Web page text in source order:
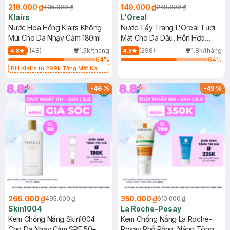
218.000 ₫435.000 ₫
Klairs
Nước Hoa Hồng Klairs Không
Mùi Cho Da Nhạy Cảm 180ml
4.8 (148)
1.5k/tháng
64%
Bill Klairs từ 299k Tặng Mặt Nạ
25ml (SL Có Hạn)
149.000 ₫249.000 ₫
L'Oreal
Nước Tẩy Trang L'Oreal Tươi
Mát Cho Da Dầu, Hỗn Hợp
400ml
4.8 (298)
1.8k/tháng
64%
-46%
266.000 ₫495.000 ₫
Skin1004
Kem Chống Nắng Skin1004
-43%
350.000 ₫610.000 ₫
La Roche-Posay
Kem Chống Nắng La Roche-